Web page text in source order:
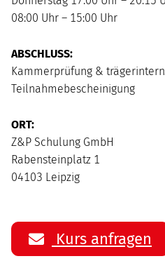
08:00 Uhr – 15:00 Uhr
ABSCHLUSS:
Kammerprüfung &
Teilnahmebescheinigung
ORT:
Z&P Schulung GmbH
Rabensteinplatz 1
04103 Leipzig
Kurs anfragen